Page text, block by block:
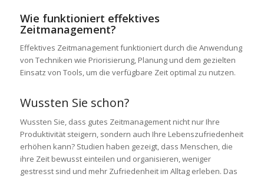
Wie funktioniert effektives
Zeitmanagement?
Effektives Zeitmanagement funktioniert durch die Anwendung
von Techniken wie Priorisierung, Planung und dem gezielten
Einsatz von Tools, um die verfügbare Zeit optimal zu nutzen.
Wussten Sie schon?
Wussten Sie, dass gutes Zeitmanagement nicht nur Ihre
Produktivität steigern, sondern auch Ihre Lebenszufriedenheit
erhöhen kann? Studien haben gezeigt, dass Menschen, die
ihre Zeit bewusst einteilen und organisieren, weniger
gestresst sind und mehr Zufriedenheit im Alltag erleben. Das